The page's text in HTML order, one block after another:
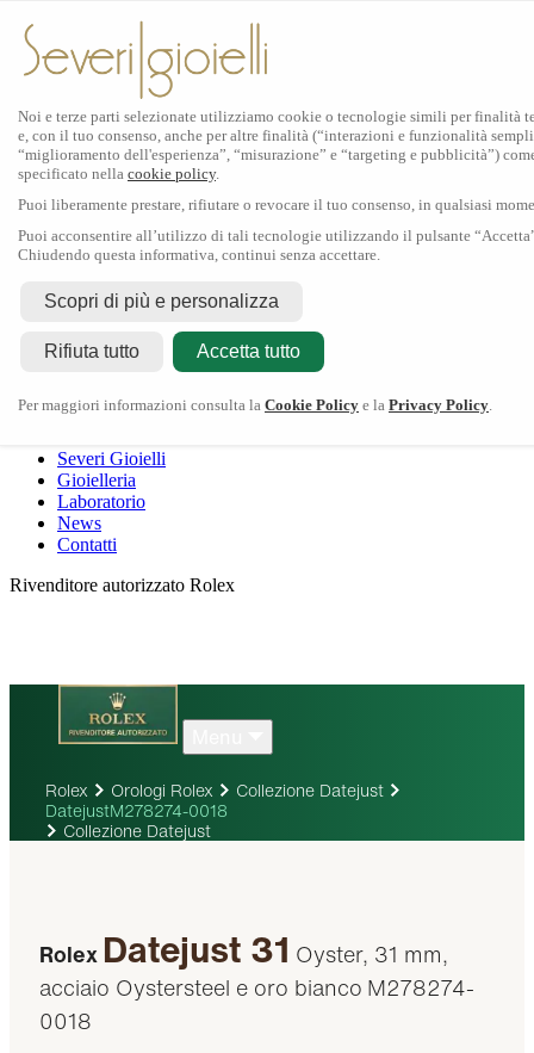
Rolex
Rolex Certified Pre-Owned
Tudor
La collezioneTudor shop
Dodo
Severi Gioielli
Gioielleria
Laboratorio
News
Contatti
Rivenditore autorizzato Rolex
Scopri Rolex
Orologi Rolex
Nuovi modelli 2026
Accessori Rolex
L'arte dell'orologeria
Manutenzione
Oyster Story
Contattaci
Rolex Orologi Rolex
Collezione Datejust
DatejustM278274-0018
Collezione Datejust
Rolex Datejust 31 Oyster, 31 mm,
acciaio Oystersteel e oro bianco M278274-
0018
Noi e terze parti selezionate utilizziamo cookie o tecnologie simili per finalità
e, con il tuo consenso, anche per altre finalità (“interazioni e funzionalità
“miglioramento dell'esperienza”, “misurazione” e “targeting e pubblicità”)
specificato nella cookie policy.
Puoi liberamente prestare, rifiutare o revocare il tuo consenso, in qualsiasi
Puoi acconsentire all’utilizzo di tali tecnologie utilizzando il pulsante
Chiudendo questa informativa, continui senza accettare.
Scopri di più e personalizza
Rifiuta tutto Accetta tutto
Per maggiori informazioni consulta la Cookie Policy e la Privacy Policy.